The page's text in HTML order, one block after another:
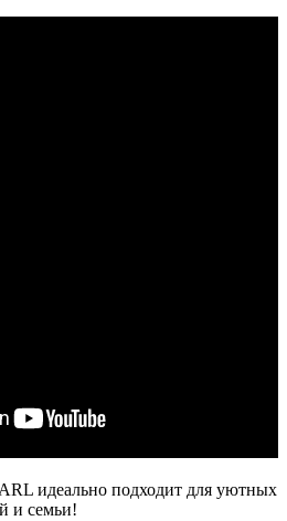
идеально подходит для уютных
и семьи!